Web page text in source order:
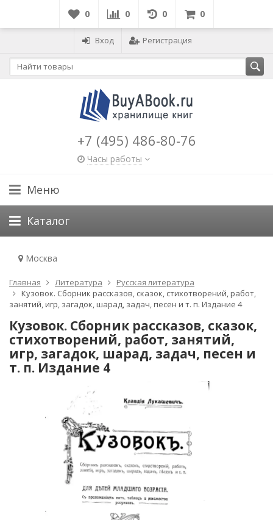
0 0 0 0
Вход Регистрация
+7 (495) 486-80-76
Часы работы
Меню
Каталог
Москва
Главная Литература
Русская литература
Кузовок. Сборник рассказов, сказок, стихотворений, работ,
занятий, игр, загадок, шарад, задач, песен и т. п. Издание 4
Кузовок. Сборник рассказов, сказок,
стихотворений, работ, занятий,
игр, загадок, шарад, задач, песен и
т. п. Издание 4